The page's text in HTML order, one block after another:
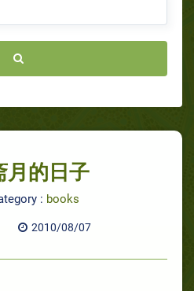
月的日子
: books
2010/08/07